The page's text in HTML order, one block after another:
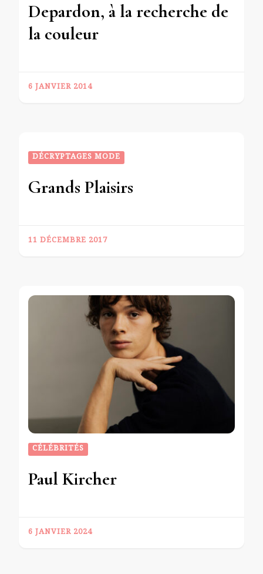
Depardon, à la recherche de
la couleur
6 JANVIER 2014
DÉCRYPTAGES MODE
Grands Plaisirs
11 DÉCEMBRE 2017
CÉLÉBRITÉS
Paul Kircher
6 JANVIER 2024